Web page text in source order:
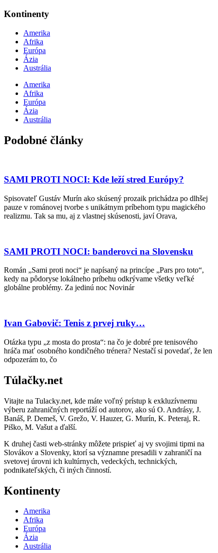
Kontinenty
Amerika
Afrika
Európa
Ázia
Austrália
Amerika
Afrika
Európa
Ázia
Austrália
Podobné články
SAMI PROTI NOCI: Kde leží stred Európy?
Spisovateľ Gustáv Murín ako skúsený prozaik prichádza po dlhšej
pauze v románovej tvorbe s unikátnym príbehom typu magického
realizmu. Tak sa mu, aj z vlastnej skúsenosti, javí Orava,
SAMI PROTI NOCI: banderovci na Slovensku
Román „Sami proti noci“ je napísaný na princípe „Pars pro toto“,
kedy na pôdoryse lokálneho príbehu odkrývame všetky veľké
globálne problémy. Za jedinú noc Novinár
Ivan Gabovič: Tenis z prvej ruky…
Otázka typu „z mosta do prosta“: na čo je dobré pre tenisového
hráča mať osobného kondičného trénera? Nestačí si povedať, že len
odpozerám to, čo
Túlačky.net
Vitajte na Tulacky.net, kde máte voľný prístup k exkluzívnemu
výberu zahraničných reportáží od autorov, ako sú O. Andrásy, J.
Banáš, P. Demeš, V. Grežo, V. Hauzer, G. Murín, K. Peteraj, R.
Piško, M. Vašut a ďalší.
K druhej časti web-stránky môžete prispieť aj vy svojimi tipmi na
Slovákov a Slovenky, ktorí sa významne presadili v zahraničí na
svetovej úrovni ich kultúrnych, vedeckých, technických,
podnikateľských, či iných činností.
Kontinenty
Amerika
Afrika
Európa
Ázia
Austrália